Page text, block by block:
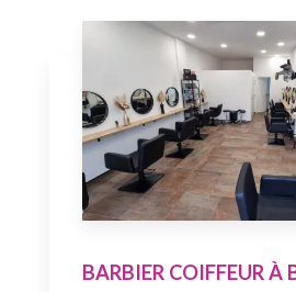
BARBIER COIFFEUR À